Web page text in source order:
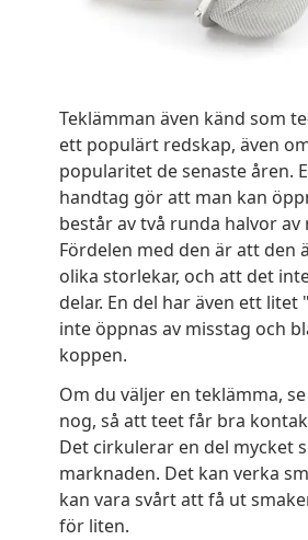
Teklämman även känd som
ett populärt redskap, även
popularitet de senaste åren.
handtag gör att man kan
består av två runda halvor av
Fördelen med den är att den
olika storlekar, och att det
delar. En del har även ett litet
inte öppnas av misstag och
koppen.
Om du väljer en teklämma,
nog, så att teet får bra
Det cirkulerar en del mycket
marknaden. Det kan verka
kan vara svårt att få ut
för liten.